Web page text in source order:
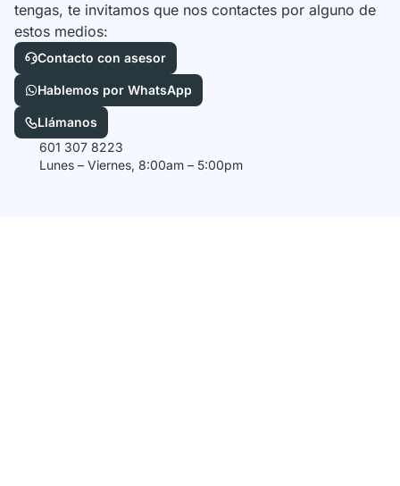
tengas, te invitamos que nos contactes por alguno de
estos medios:
Contacto con asesor
Hablemos por WhatsApp
Llámanos
601 307 8223
Lunes – Viernes, 8:00am – 5:00pm